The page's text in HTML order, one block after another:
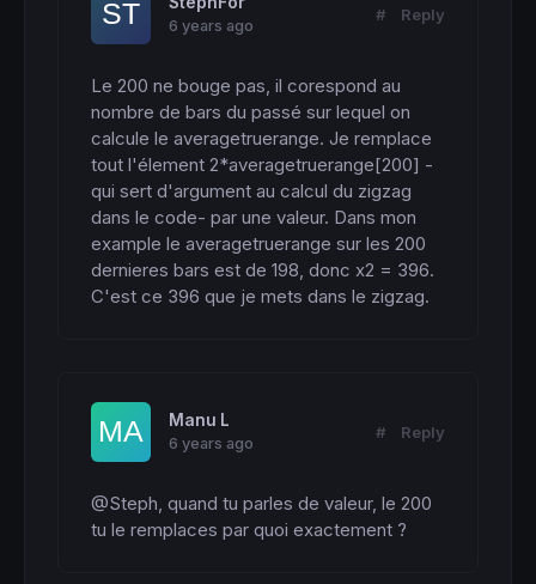
6 years ago
# Reply
Le 200 ne bouge pas, il corespond au
nombre de bars du passé sur lequel on
calcule le averagetruerange. Je remplace
tout l'élement 2*averagetruerange[200] -
qui sert d'argument au calcul du zigzag
dans le code- par une valeur. Dans mon
example le averagetruerange sur les 200
dernieres bars est de 198, donc x2 = 396.
C'est ce 396 que je mets dans le zigzag.
Manu L
6 years ago
# Reply
@Steph, quand tu parles de valeur, le 200
tu le remplaces par quoi exactement ?